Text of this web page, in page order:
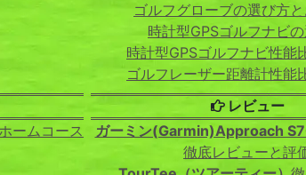
ゴルフグローブの選び方
時計型GPSゴルフナビ
時計型GPSゴルフナビ性能
ゴルフレーザー距離計性能
ームコース
レビュー
ガーミン(Garmin)Approach
徹底レビューと評